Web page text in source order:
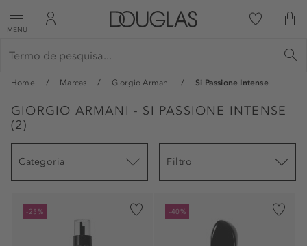
MENU
Home Marcas Giorgio Armani Si Passione Intense
GIORGIO ARMANI - SI PASSIONE INTENSE
(2)
Categoria Filtro
-25% -40%